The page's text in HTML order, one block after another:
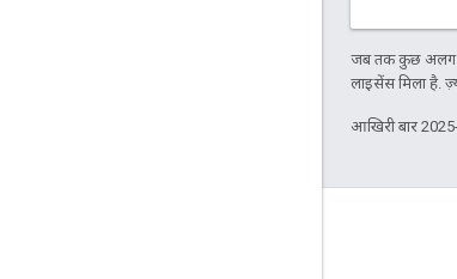
जब तक कुछ अलग से
लाइसेंस मिला है.
आखिरी बार